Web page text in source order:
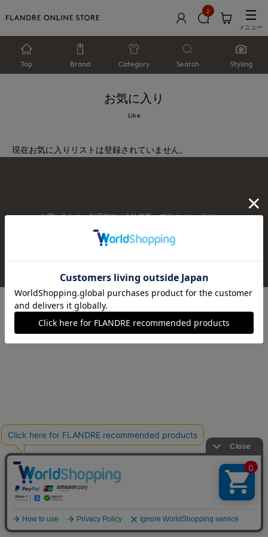
2
メニュー
Top Brand Category Search Styling
お気に入り
Like
現在お気に入りリストは登録されていません。
お問い合わせ 利用規約 会社概要 プライバシーポリシー
特定商取引・古物営業法に基づく表示
© FLANDRE CO., LTD.